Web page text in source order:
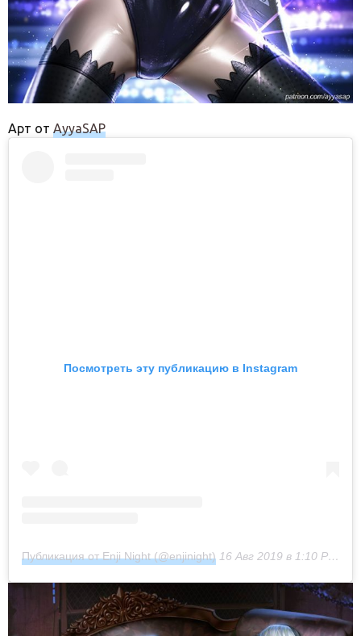
Арт от AyyaSAP
Посмотреть эту публикацию в Instagram
Публикация от Enji Night (@enjinight) 16 Авг 2019 в 1:10 PDT